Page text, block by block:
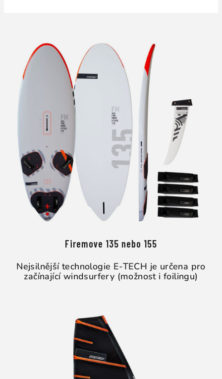
Firemove 135 nebo 155
Nejsilnější technologie E-TECH je určena pro
začínající windsurfery (možnost i foilingu)